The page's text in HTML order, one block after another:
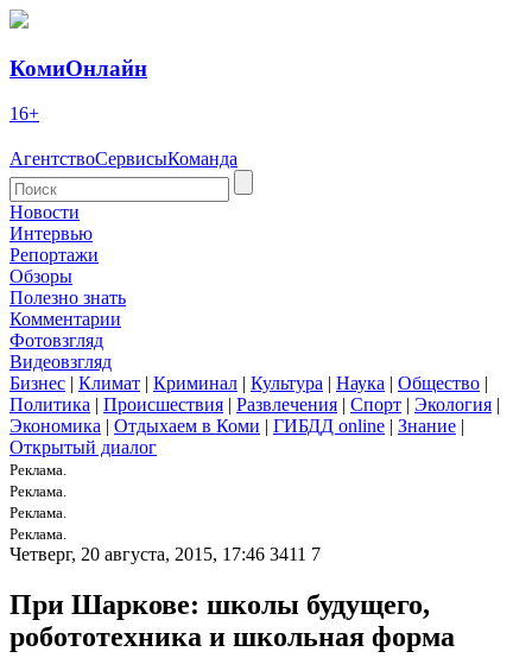
КомиОнлайн
16+
АгентствоСервисыКоманда
Новости
Интервью
Репортажи
Обзоры
Полезно знать
Комментарии
Фотовзгляд
Видеовзгляд
Бизнес | Климат | Криминал | Культура | Наука | Общество |
Политика | Происшествия | Развлечения | Спорт | Экология |
Экономика | Отдыхаем в Коми | ГИБДД online | Знание |
Открытый диалог
Реклама.
Реклама.
Реклама.
Реклама.
Четверг, 20 августа, 2015, 17:46 3411 7
При Шаркове: школы будущего,
робототехника и школьная форма